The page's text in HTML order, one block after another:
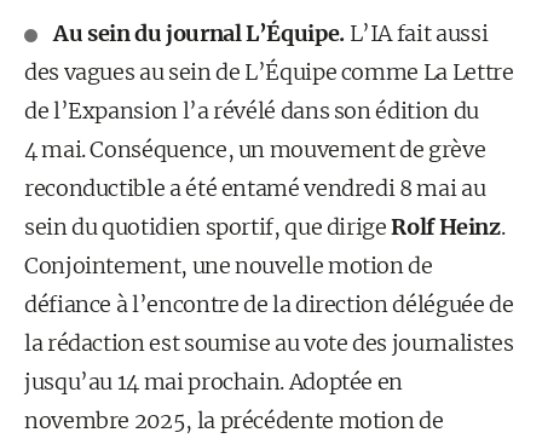
Au sein du journal L’Équipe. L’IA fait aussi
des vagues au sein de L’Équipe comme La Lettre
de l’Expansion l’a révélé dans son édition du
4 mai. Conséquence, un mouvement de grève
reconductible a été entamé vendredi 8 mai au
sein du quotidien sportif, que dirigeRolf Heinz.
Conjointement, une nouvelle motion de
défiance à l’encontre de la direction déléguée de
la rédaction est soumise au vote des journalistes
jusqu’au 14 mai prochain. Adoptée en
novembre 2025, la précédente motion de